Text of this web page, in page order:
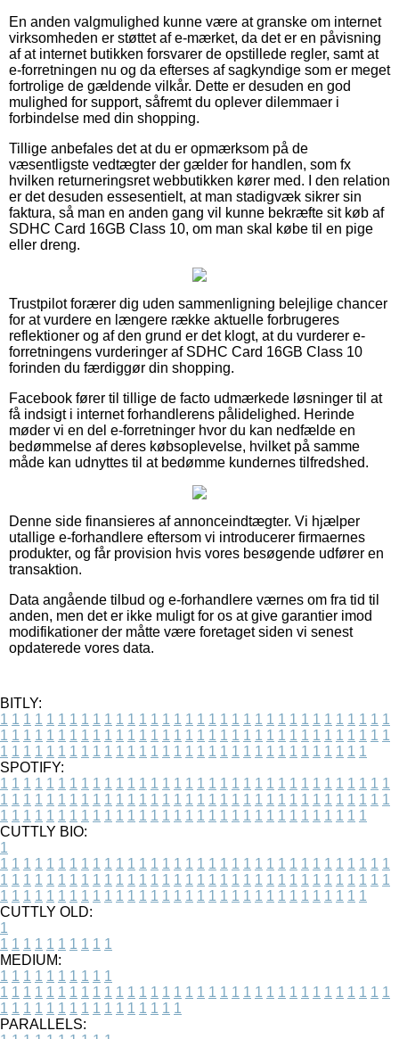
En anden valgmulighed kunne være at granske om internet
virksomheden er støttet af e-mærket, da det er en påvisning
af at internet butikken forsvarer de opstillede regler, samt at
e-forretningen nu og da efterses af sagkyndige som er meget
fortrolige de gældende vilkår. Dette er desuden en god
mulighed for support, såfremt du oplever dilemmaer i
forbindelse med din shopping.
Tillige anbefales det at du er opmærksom på de
væsentligste vedtægter der gælder for handlen, som fx
hvilken returneringsret webbutikken kører med. I den relation
er det desuden essesentielt, at man stadigvæk sikrer sin
faktura, så man en anden gang vil kunne bekræfte sit køb af
SDHC Card 16GB Class 10, om man skal købe til en pige
eller dreng.
Trustpilot forærer dig uden sammenligning belejlige chancer
for at vurdere en længere række aktuelle forbrugeres
reflektioner og af den grund er det klogt, at du vurderer e-
forretningens vurderinger af SDHC Card 16GB Class 10
forinden du færdiggør din shopping.
Facebook fører til tillige de facto udmærkede løsninger til at
få indsigt i internet forhandlerens pålidelighed. Herinde
møder vi en del e-forretninger hvor du kan nedfælde en
bedømmelse af deres købsoplevelse, hvilket på samme
måde kan udnyttes til at bedømme kundernes tilfredshed.
Denne side finansieres af annonceindtægter. Vi hjælper
utallige e-forhandlere eftersom vi introducerer firmaernes
produkter, og får provision hvis vores besøgende udfører en
transaktion.
Data angående tilbud og e-forhandlere værnes om fra tid til
anden, men det er ikke muligt for os at give garantier imod
modifikationer der måtte være foretaget siden vi senest
opdaterede vores data.
BITLY:
1 1 1 1 1 1 1 1 1 1 1 1 1 1 1 1 1 1 1 1 1 1 1 1 1 1 1 1 1 1 1 1 1 1
1 1 1 1 1 1 1 1 1 1 1 1 1 1 1 1 1 1 1 1 1 1 1 1 1 1 1 1 1 1 1 1 1 1
1 1 1 1 1 1 1 1 1 1 1 1 1 1 1 1 1 1 1 1 1 1 1 1 1 1 1 1 1 1 1 1
SPOTIFY:
1 1 1 1 1 1 1 1 1 1 1 1 1 1 1 1 1 1 1 1 1 1 1 1 1 1 1 1 1 1 1 1 1 1
1 1 1 1 1 1 1 1 1 1 1 1 1 1 1 1 1 1 1 1 1 1 1 1 1 1 1 1 1 1 1 1 1 1
1 1 1 1 1 1 1 1 1 1 1 1 1 1 1 1 1 1 1 1 1 1 1 1 1 1 1 1 1 1 1 1
CUTTLY BIO:
1
1 1 1 1 1 1 1 1 1 1 1 1 1 1 1 1 1 1 1 1 1 1 1 1 1 1 1 1 1 1 1 1 1 1
1 1 1 1 1 1 1 1 1 1 1 1 1 1 1 1 1 1 1 1 1 1 1 1 1 1 1 1 1 1 1 1 1 1
1 1 1 1 1 1 1 1 1 1 1 1 1 1 1 1 1 1 1 1 1 1 1 1 1 1 1 1 1 1 1 1
CUTTLY OLD:
1
1 1 1 1 1 1 1 1 1 1
MEDIUM:
1 1 1 1 1 1 1 1 1 1
1 1 1 1 1 1 1 1 1 1 1 1 1 1 1 1 1 1 1 1 1 1 1 1 1 1 1 1 1 1 1 1 1 1
1 1 1 1 1 1 1 1 1 1 1 1 1 1 1 1
PARALLELS: